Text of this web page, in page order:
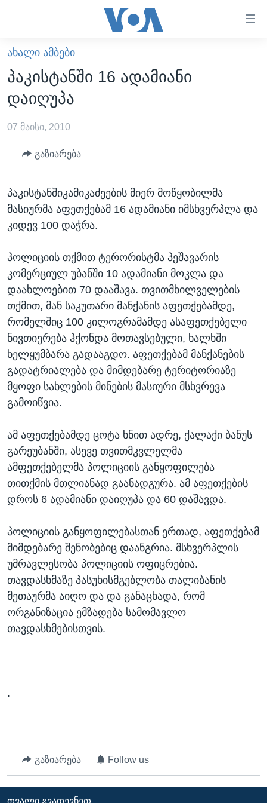
ხელმისაწვდომობისთვის
გადადით
მთავარზე
გადადით
მთავარ
გადადით
ძიებაზე
ᲐᲮᲐᲚᲘ ᲐᲛᲑᲔᲑᲘ
ᲡᲐᲥᲐᲠᲗᲕᲔᲚᲝ
ᲐᲨᲨ
ᲐᲨᲨ-ᲘᲡ ᲐᲠᲩᲔᲕᲜᲔᲑᲘ 2024
ᲕᲘᲓᲔᲝᲔᲑᲘ
ᲒᲐᲓᲐᲪᲔᲛᲔᲑᲘ
ᲮᲔᲓᲕᲐ ᲕᲐᲨᲘᲜᲒᲢᲝᲜᲘᲓᲐᲜ
ᲡᲢᲣᲓᲘᲐ ᲕᲐᲨᲘᲜᲒᲢᲝᲜᲘ
ᲞᲝᲚᲘᲢᲘᲙᲐ
ᲔᲙᲝᲜᲝᲛᲘᲙᲐ
ᲯᲐᲜᲛᲠᲗᲔᲚᲝᲑᲐ
ᲛᲔᲪᲜᲘᲔᲠᲔᲑᲐ
ᲘᲜᲢᲔᲠᲕᲘᲣ
ᲙᲣᲚᲢᲣᲠᲐ
ᲒᲐᲚᲘᲚᲔᲝ
ᲓᲔᲖᲘᲜᲤᲝᲠᲛᲐᲪᲘᲐ
ᲠᲣᲡᲔᲗᲘᲡ ᲨᲔᲭᲠᲐ ᲣᲙᲠᲐᲘᲜᲐᲨᲘ
Learning English
ᲗᲕᲐᲚᲘ ᲒᲕᲐᲓᲔᲕᲜᲔᲗ
ენები
ᲐᲮᲐᲚᲘ ᲐᲛᲑᲔᲑᲘ
პაკისტანში 16 ადამიანი
დაიღუპა
07 მაისი, 2010
გაზიარება
პაკისტანშიკამიკაძეების მიერ მოწყობილმა
მასიურმა აფეთქებამ 16 ადამიანი იმსხვერპლა და
კიდევ 100 დაჭრა.
პოლიციის თქმით ტერორისტმა პეშავარის
კომერციულ უბანში 10 ადამიანი მოკლა და
დაახლოებით 70 დააშავა. თვითმხილველების
თქმით, მან საკუთარი მანქანის აფეთქებამდე,
რომელშიც 100 კილოგრამამდე ასაფეთქებელი
ნივთიერება ჰქონდა მოთავსებული, ხალხში
ხელყუმბარა გადააგდო. აფეთქებამ მანქანების
გადატრიალება და მიმდებარე ტერიტორიაზე
მყოფი სახლების მინების მასიური მსხვრევა
გამოიწვია.
ამ აფეთქებამდე ცოტა ხნით ადრე, ქალაქი ბანუს
გარეუბანში, ასევე თვითმკვლელმა
ამფეთქებელმა პოლიციის განყოფილება
თითქმის მთლიანად გაანადგურა. ამ აფეთქების
დროს 6 ადამიანი დაიღუპა და 60 დაშავდა.
პოლიციის განყოფილებასთან ერთად, აფეთქებამ
მიმდებარე შენობებიც დაანგრია. მსხვერპლის
უმრავლესობა პოლიციის ოფიცრებია.
თავდასხმაზე პასუხისმგებლობა თალიბანის
მეთაურმა აიღო და და განაცხადა, რომ
ორგანიზაცია ემზადება სამომავლო
თავდასხმებისთვის.
.
გაზიარება Follow us